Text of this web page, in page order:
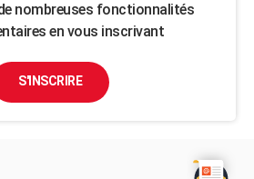
nombreuses fonctionnalités
en vous inscrivant
S'INSCRIRE